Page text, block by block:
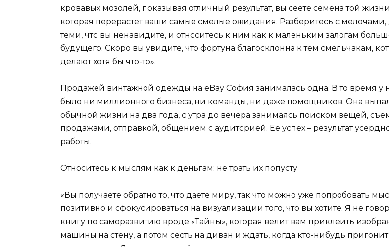
кровавых мозолей, показывая отличный результат, вы сеете семена той
которая перерастет ваши самые смелые ожидания. Разберитесь с мелочами,
теми, что вы ненавидите, и относитесь к ним как к маленьким залогам
будущего. Скоро вы увидите, что фортуна благосклонна к тем смельчакам,
делают хотя бы что-то».
Продажей винтажной одежды на eBay София занималась одна. В то время у
было ни миллионного бизнеса, ни команды, ни даже помощников. Она
обычной жизни на два года, с утра до вечера занимаясь поиском вещей,
продажами, отправкой, общением с аудиторией. Ее успех – результат
работы.
Относитесь к мыслям как к деньгам: не трать их попусту
«Вы получаете обратно то, что даете миру, так что можно уже попробовать
позитивно и сфокусироваться на визуализации того, что вы хотите. Я не
книгу по саморазвитию вроде «Тайны», которая велит вам приклеить
машины на стену, а потом сесть на диван и ждать, когда кто-нибудь пригонит